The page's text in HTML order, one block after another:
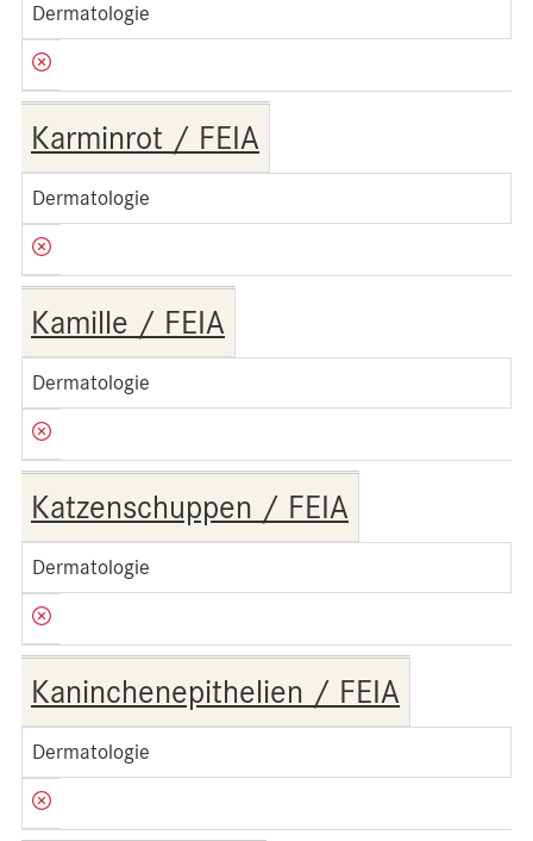
Dermatologie
Karminrot / FEIA
Dermatologie
Kamille / FEIA
Dermatologie
Katzenschuppen / FEIA
Dermatologie
Kaninchenepithelien / FEIA
Dermatologie